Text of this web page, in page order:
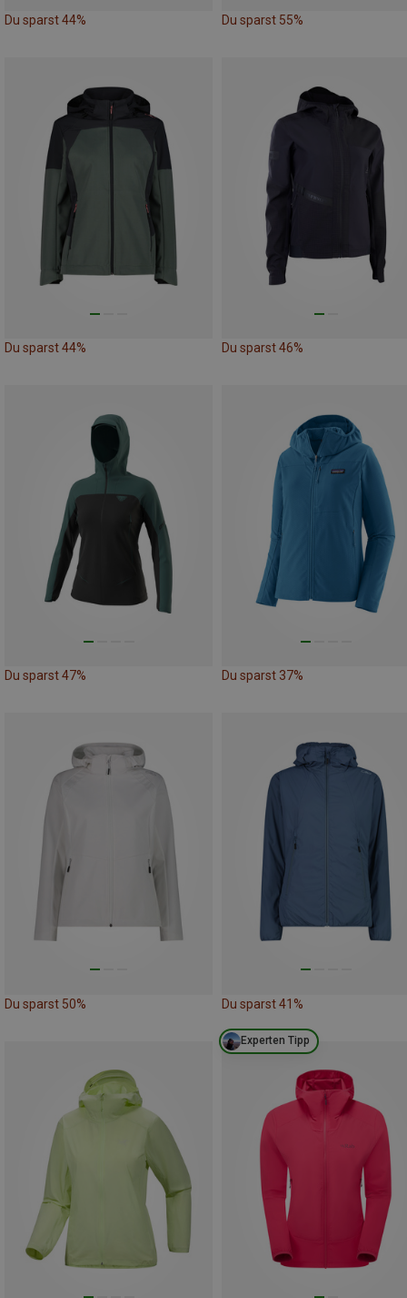
Du sparst 44% Du sparst 55%
Du sparst 44% Du sparst 46%
Du sparst 47% Du sparst 37%
Du sparst 50% Du sparst 41%
Experten Tipp